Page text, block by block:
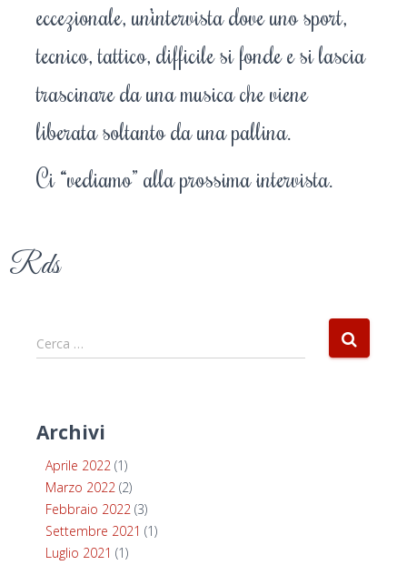
eccezionale, un’intervistadove uno sport,
tecnico, tattico, difficile si fonde e si lascia
trascinare da una musica che viene
liberata soltanto da una pallina.
Ci “vediamo” alla prossima intervista.
Rds
Cerca …
Archivi
Aprile 2022 (1)
Marzo 2022 (2)
Febbraio 2022 (3)
Settembre 2021 (1)
Luglio 2021 (1)